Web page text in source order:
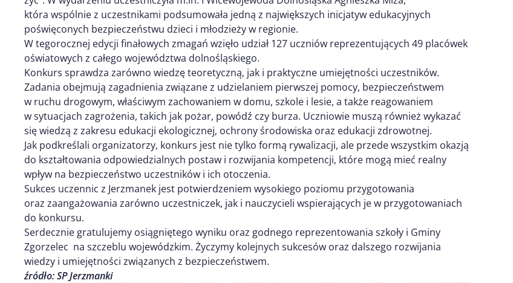
która wspólnie z uczestnikami podsumowała jedną z największych inicjatyw edukacyjnych
poświęconych bezpieczeństwu dzieci i młodzieży w regionie.
W tegorocznej edycji finałowych zmagań wzięło udział 127 uczniów reprezentujących 49 placówek
oświatowych z całego województwa dolnośląskiego.
Konkurs sprawdza zarówno wiedzę teoretyczną, jak i praktyczne umiejętności uczestników.
Zadania obejmują zagadnienia związane z udzielaniem pierwszej pomocy, bezpieczeństwem
w ruchu drogowym, właściwym zachowaniem w domu, szkole i lesie, a także reagowaniem
w sytuacjach zagrożenia, takich jak pożar, powódź czy burza. Uczniowie muszą również wykazać
się wiedzą z zakresu edukacji ekologicznej, ochrony środowiska oraz edukacji zdrowotnej.
Jak podkreślali organizatorzy, konkurs jest nie tylko formą rywalizacji, ale przede wszystkim okazją
do kształtowania odpowiedzialnych postaw i rozwijania kompetencji, które mogą mieć realny
wpływ na bezpieczeństwo uczestników i ich otoczenia.
Sukces uczennic z Jerzmanek jest potwierdzeniem wysokiego poziomu przygotowania
oraz zaangażowania zarówno uczestniczek, jak i nauczycieli wspierających je w przygotowaniach
do konkursu.
Serdecznie gratulujemy osiągniętego wyniku oraz godnego reprezentowania szkoły i Gminy
Zgorzelec na szczeblu wojewódzkim. Życzymy kolejnych sukcesów oraz dalszego rozwijania
wiedzy i umiejętności związanych z bezpieczeństwem.
źródło: SP Jerzmanki